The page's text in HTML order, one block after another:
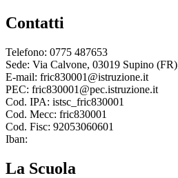
Contatti
Telefono: 0775 487653
Sede: Via Calvone, 03019 Supino (FR)
E-mail: fric830001@istruzione.it
PEC: fric830001@pec.istruzione.it
Cod. IPA: istsc_fric830001
Cod. Mecc: fric830001
Cod. Fisc: 92053060601
Iban:
La Scuola